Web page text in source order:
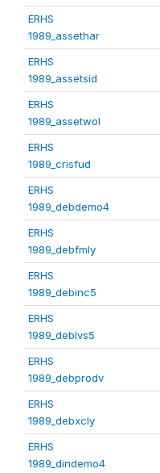
ERHS
1989_assethar
ERHS
1989_assetsid
ERHS
1989_assetwol
ERHS
1989_crisfud
ERHS
1989_debdemo4
ERHS
1989_debfmly
ERHS
1989_debinc5
ERHS
1989_deblvs5
ERHS
1989_debprodv
ERHS
1989_debxcly
ERHS
1989_dindemo4